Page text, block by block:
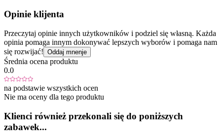
Opinie klijenta
Przeczytaj opinie innych użytkowników i podziel się własną. Każda
opinia pomaga innym dokonywać lepszych wyborów i pomaga nam
się rozwijać! Oddaj mnenje
Średnia ocena produktu
0.0
na podstawie wszystkich ocen
Nie ma oceny dla tego produktu
Klienci również przekonali się do poniższych
zabawek...